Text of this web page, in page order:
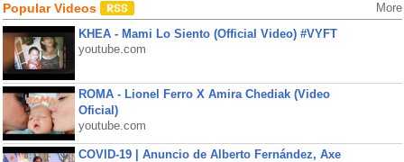
Popular Videos More
KHEA - Mami Lo Siento (Official Video) #VYFT
youtube.com
ROMA - Lionel Ferro X Amira Chediak (Video
Oficial)
youtube.com
COVID-19 | Anuncio de Alberto Fernández, Axe